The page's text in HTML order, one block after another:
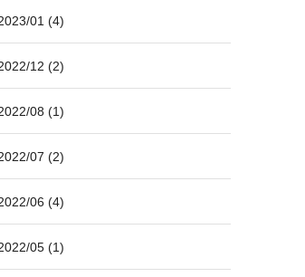
01 (4)
12 (2)
08 (1)
07 (2)
06 (4)
05 (1)